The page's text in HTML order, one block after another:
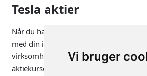
Vi bruger
Tesla aktier
Når du har købt Tesla aktier bør du
med din investering. Det betyder, at du
virksomheden og dens aktiviteter, følge
aktiekursen og eventuelt læse